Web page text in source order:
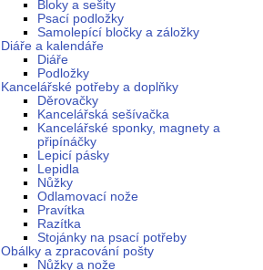
Bloky a sešity
Psací podložky
Samolepící bločky a záložky
Diáře a kalendáře
Diáře
Podložky
Kancelářské potřeby a doplňky
Děrovačky
Kancelářská sešívačka
Kancelářské sponky, magnety a
připínáčky
Lepicí pásky
Lepidla
Nůžky
Odlamovací nože
Pravítka
Razítka
Stojánky na psací potřeby
Obálky a zpracování pošty
Nůžky a nože